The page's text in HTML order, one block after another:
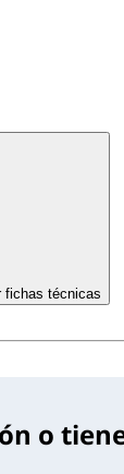
fichas técnicas
o